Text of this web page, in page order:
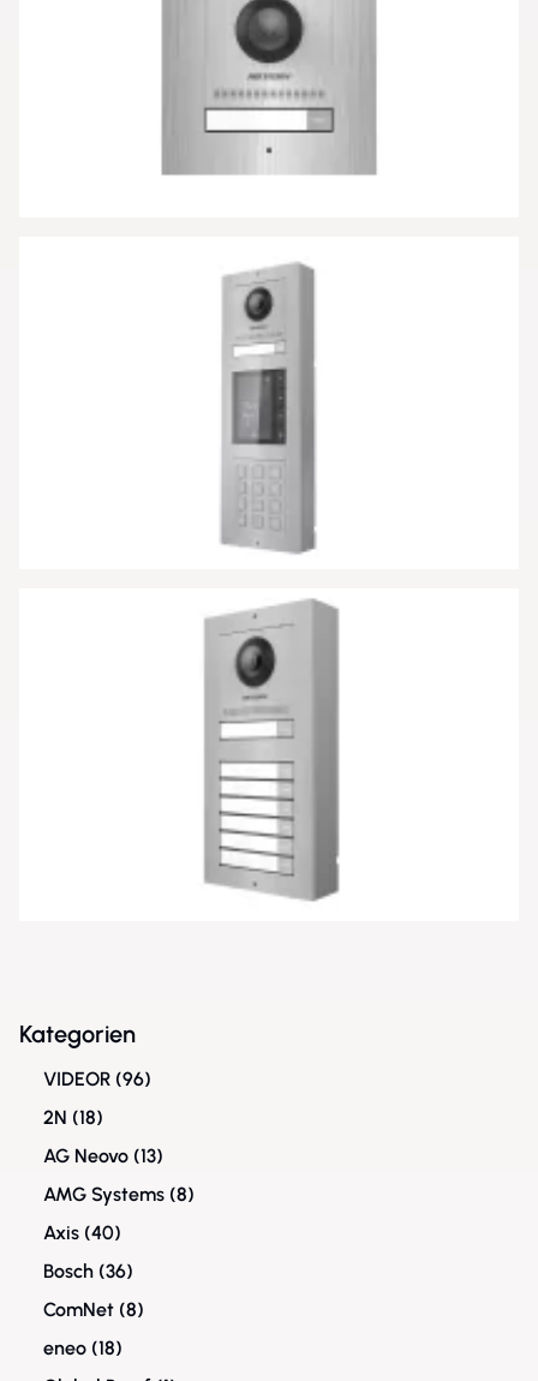
Kategorien
VIDEOR (96)
2N (18)
AG Neovo (13)
AMG Systems (8)
Axis (40)
Bosch (36)
ComNet (8)
eneo (18)